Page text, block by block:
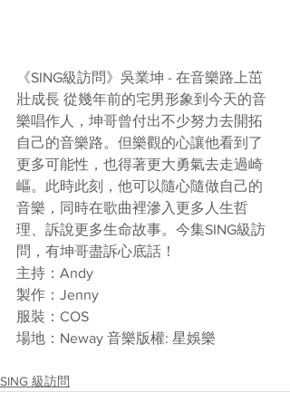
《SING級訪問》吳業坤 - 在音樂路上茁
壯成長 從幾年前的宅男形象到今天的音
樂唱作人，坤哥曾付出不少努力去開拓
自己的音樂路。但樂觀的心讓他看到了
更多可能性，也得著更大勇氣去走過崎
嶇。此時此刻，他可以隨心隨做自己的
音樂，同時在歌曲裡滲入更多人生哲
理、訴說更多生命故事。今集SING級訪
問，有坤哥盡訴心底話！
主持：Andy
製作：Jenny
服裝：COS
場地：Neway 音樂版權: 星娛樂
SING 級訪問